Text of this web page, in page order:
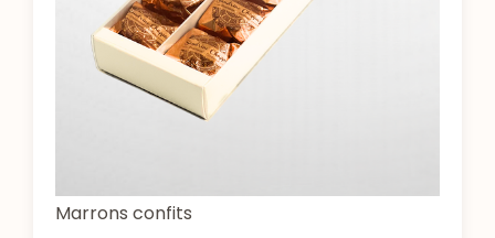
Marrons confits